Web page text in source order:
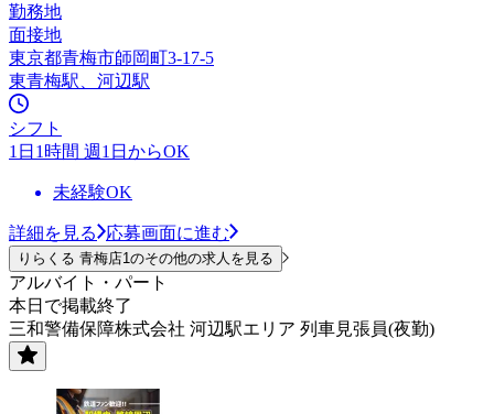
勤務地
面接地
東京都青梅市師岡町3-17-5
東青梅駅、河辺駅
シフト
1日1時間 週1日からOK
未経験OK
詳細を見る 応募画面に進む
りらくる 青梅店1のその他の求人を見る
アルバイト・パート
本日で掲載終了
三和警備保障株式会社 河辺駅エリア 列車見張員(夜勤)